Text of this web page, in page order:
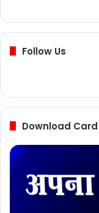
Follow Us
Download Card